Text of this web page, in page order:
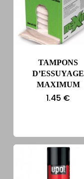
TAMPONS
D’ESSUYAGE
MAXIMUM
1.45 €